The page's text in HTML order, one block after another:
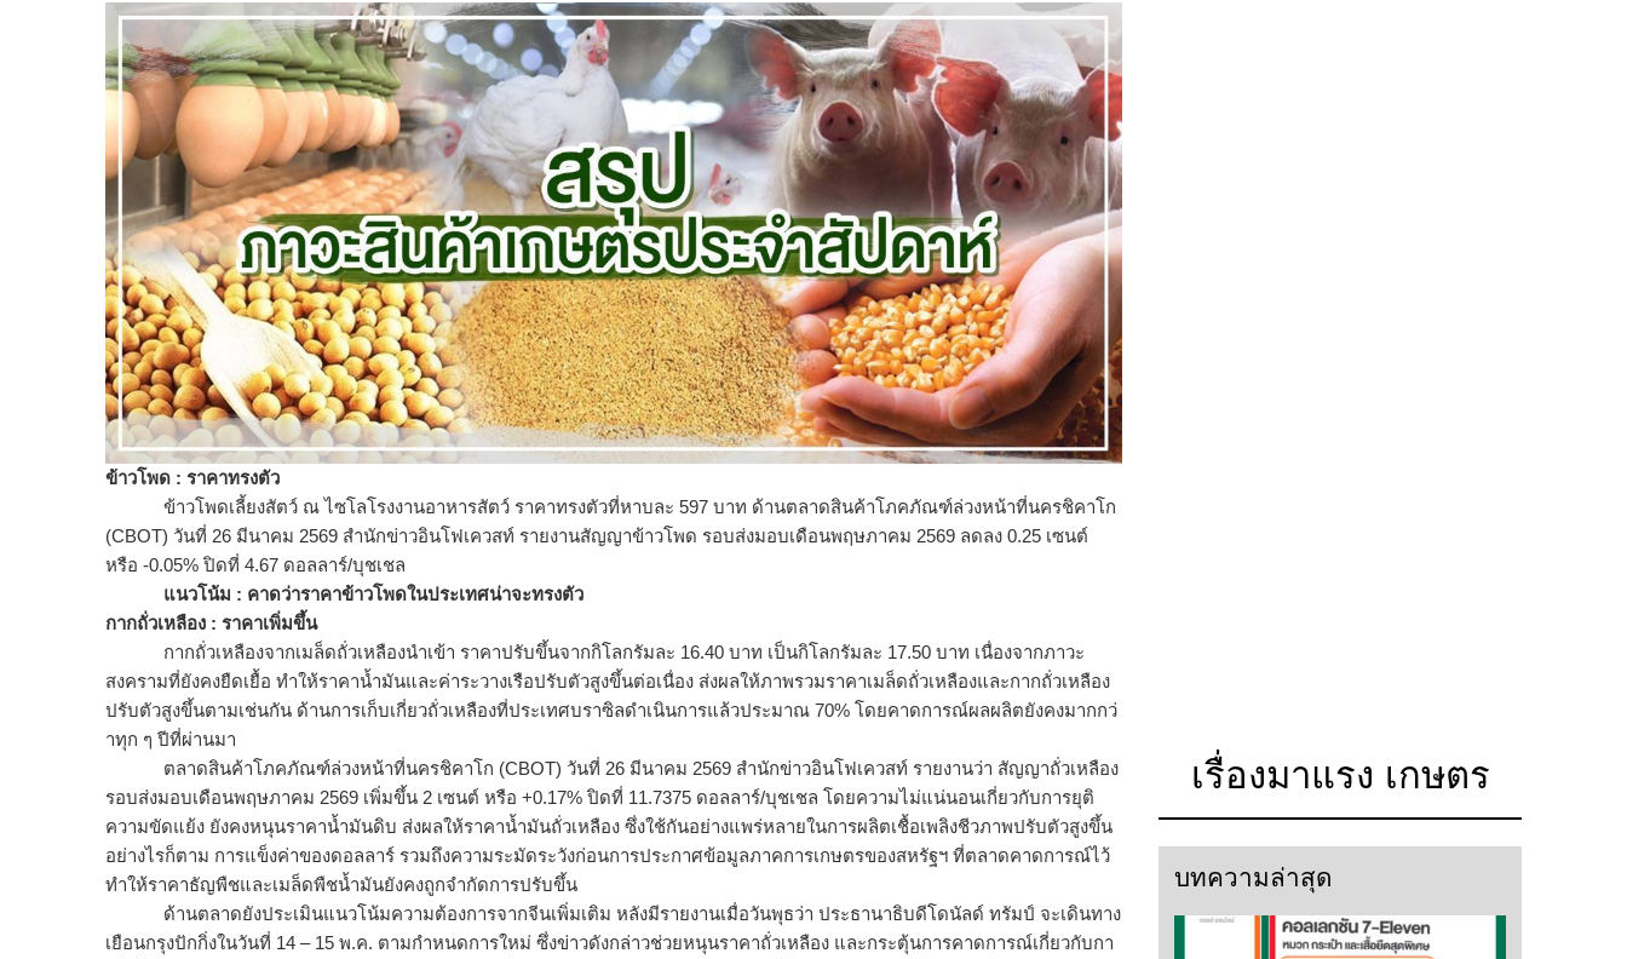
ข้าวโพด : ราคาทรงตัว
ข้าวโพดเลี้ยงสัตว์ ณ ไซโลโรงงานอาหารสัตว์ ราคาทรงตัวที่หาบละ 597 บาท ด้านตลาดสินค้าโภคภัณฑ์ล่วงหน้าที่นครชิคาโก
(CBOT) วันที่ 26 มีนาคม 2569 สำนักข่าวอินโฟเควสท์ รายงานสัญญาข้าวโพด รอบส่งมอบเดือนพฤษภาคม 2569 ลดลง 0.25 เซนต์
หรือ -0.05% ปิดที่ 4.67 ดอลลาร์/บุชเชล
แนวโน้ม : คาดว่าราคาข้าวโพดในประเทศน่าจะทรงตัว
กากถั่วเหลือง : ราคาเพิ่มขึ้น
กากถั่วเหลืองจากเมล็ดถั่วเหลืองนำเข้า ราคาปรับขึ้นจากกิโลกรัมละ 16.40 บาท เป็นกิโลกรัมละ 17.50 บาท เนื่องจากภาวะ
สงครามที่ยังคงยืดเยื้อ ทำให้ราคาน้ำมันและค่าระวางเรือปรับตัวสูงขึ้นต่อเนื่อง ส่งผลให้ภาพรวมราคาเมล็ดถั่วเหลืองและกากถั่วเหลือง
ปรับตัวสูงขึ้นตามเช่นกัน ด้านการเก็บเกี่ยวถั่วเหลืองที่ประเทศบราซิลดำเนินการแล้วประมาณ 70% โดยคาดการณ์ผลผลิตยังคงมากกว่
าทุก ๆ ปีที่ผ่านมา
ตลาดสินค้าโภคภัณฑ์ล่วงหน้าที่นครชิคาโก (CBOT) วันที่ 26 มีนาคม 2569 สำนักข่าวอินโฟเควสท์ รายงานว่า สัญญาถั่วเหลือง
รอบส่งมอบเดือนพฤษภาคม 2569 เพิ่มขึ้น 2 เซนต์ หรือ +0.17% ปิดที่ 11.7375 ดอลลาร์/บุชเชล โดยความไม่แน่นอนเกี่ยวกับการยุติ
ความขัดแย้ง ยังคงหนุนราคาน้ำมันดิบ ส่งผลให้ราคาน้ำมันถั่วเหลือง ซึ่งใช้กันอย่างแพร่หลายในการผลิตเชื้อเพลิงชีวภาพปรับตัวสูงขึ้น
อย่างไรก็ตาม การแข็งค่าของดอลลาร์ รวมถึงความระมัดระวังก่อนการประกาศข้อมูลภาคการเกษตรของสหรัฐฯ ที่ตลาดคาดการณ์ไว้
ทำให้ราคาธัญพืชและเมล็ดพืชน้ำมันยังคงถูกจำกัดการปรับขึ้น
ด้านตลาดยังประเมินแนวโน้มความต้องการจากจีนเพิ่มเติม หลังมีรายงานเมื่อวันพุธว่า ประธานาธิบดีโดนัลด์ ทรัมป์ จะเดินทาง
เยือนกรุงปักกิ่งในวันที่ 14 – 15 พ.ค. ตามกำหนดการใหม่ ซึ่งข่าวดังกล่าวช่วยหนุนราคาถั่วเหลือง และกระตุ้นการคาดการณ์เกี่ยวกับกา
เรื่องมาแรง เกษตร
บทความล่าสุด